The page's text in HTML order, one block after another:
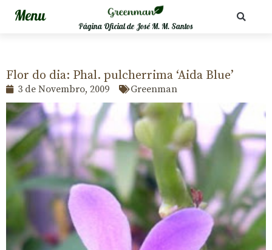
Página Oficial de José M. M. Santos
Flor do dia: Phal. pulcherrima ‘Aida Blue’
3 de Novembro, 2009 Greenman